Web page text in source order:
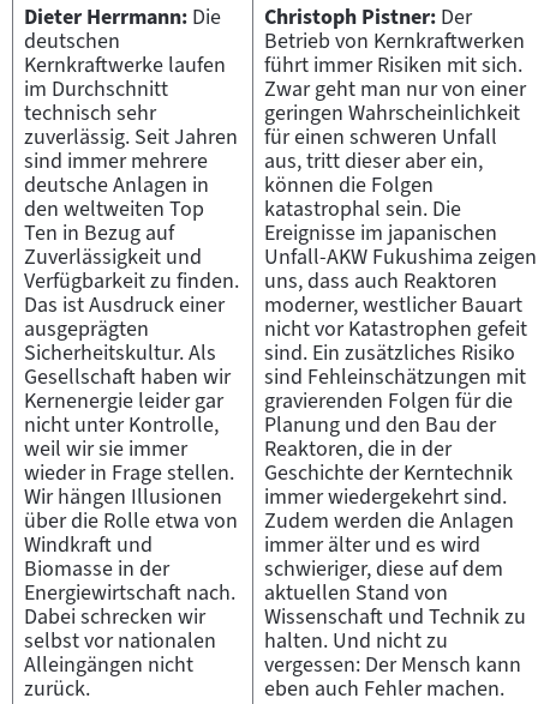
Dieter Herrmann: Die
deutschen
Kernkraftwerke laufen
im Durchschnitt
technisch sehr
zuverlässig. Seit Jahren
sind immer mehrere
deutsche Anlagen in
den weltweiten Top
Ten in Bezug auf
Zuverlässigkeit und
Verfügbarkeit zu finden.
Das ist Ausdruck einer
ausgeprägten
Sicherheitskultur. Als
Gesellschaft haben wir
Kernenergie leider gar
nicht unter Kontrolle,
weil wir sie immer
wieder in Frage stellen.
Wir hängen Illusionen
über die Rolle etwa von
Windkraft und
Biomasse in der
Energiewirtschaft nach.
Dabei schrecken wir
selbst vor nationalen
Alleingängen nicht
zurück.
Christoph Pistner: Der
Betrieb von Kernkraftwerken
führt immer Risiken mit sich.
Zwar geht man nur von einer
geringen Wahrscheinlichkeit
für einen schweren Unfall
aus, tritt dieser aber ein,
können die Folgen
katastrophal sein. Die
Ereignisse im japanischen
Unfall-AKW Fukushima zeigen
uns, dass auch Reaktoren
moderner, westlicher Bauart
nicht vor Katastrophen gefeit
sind. Ein zusätzliches Risiko
sind Fehleinschätzungen mit
gravierenden Folgen für die
Planung und den Bau der
Reaktoren, die in der
Geschichte der Kerntechnik
immer wiedergekehrt sind.
Zudem werden die Anlagen
immer älter und es wird
schwieriger, diese auf dem
aktuellen Stand von
Wissenschaft und Technik zu
halten. Und nicht zu
vergessen: Der Mensch kann
eben auch Fehler machen.